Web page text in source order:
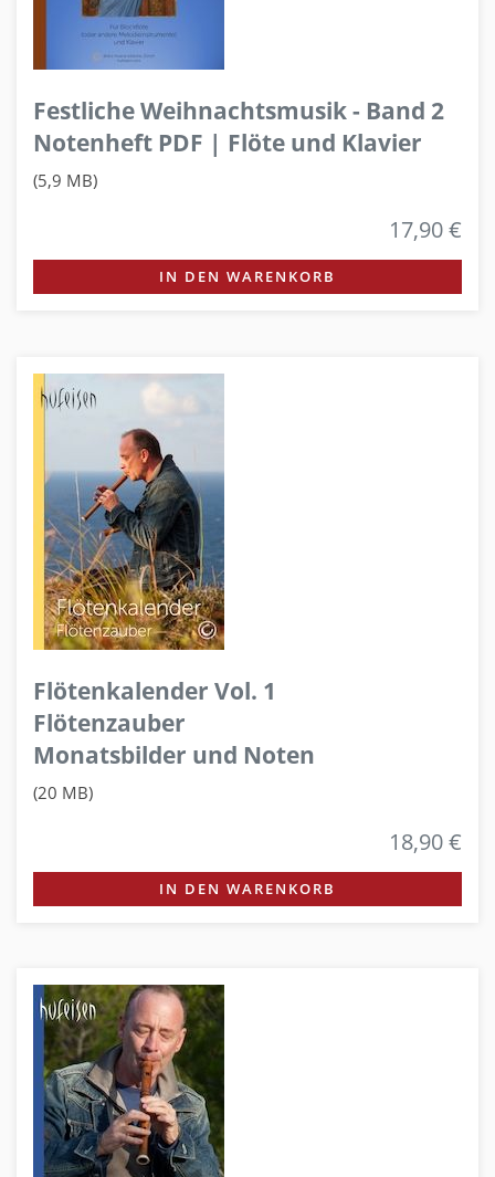
Festliche Weihnachtsmusik - Band 2
Notenheft PDF | Flöte und Klavier
(5,9 MB)
17,90 €
IN DEN WARENKORB
Flötenkalender Vol. 1
Flötenzauber
Monatsbilder und Noten
(20 MB)
18,90 €
IN DEN WARENKORB